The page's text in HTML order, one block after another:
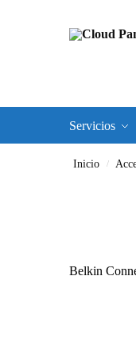
Servicios
Inicio /
Belkin